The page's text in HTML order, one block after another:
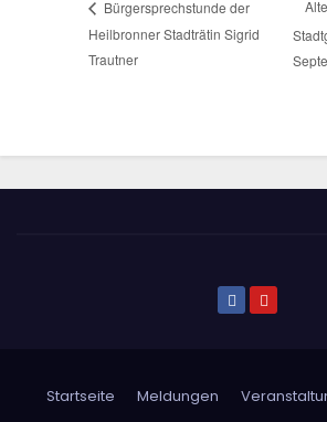
Bürgersprechstunde der
Heilbronner Stadträtin Sigrid
Trautner
Startseite Meldungen